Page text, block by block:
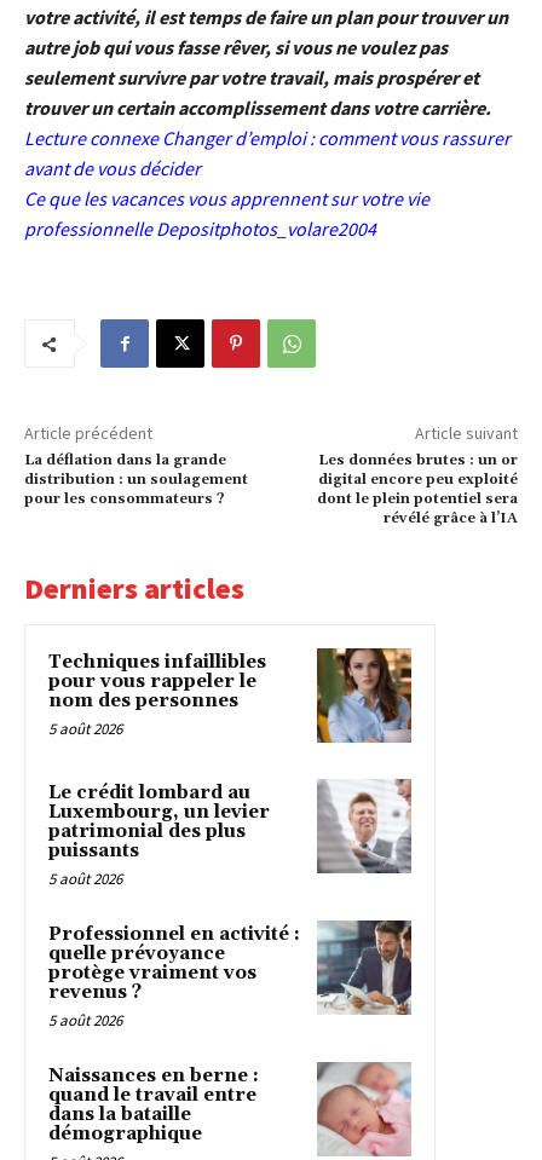
votre activité, il est temps de faire un plan pour trouver un
autre job qui vous fasse rêver, si vous ne voulez pas
seulement survivre par votre travail, mais prospérer et
trouver un certain accomplissement dans votre carrière.
Lecture connexe Changer d’emploi : comment vous rassurer
avant de vous décider
Ce que les vacances vous apprennent sur votre vie
professionnelle Depositphotos_volare2004
Article précédent
La déflation dans la grande
distribution : un soulagement
pour les consommateurs ?
Article suivant
Les données brutes : un or
digital encore peu exploité
dont le plein potentiel sera
révélé grâce à l’IA
Derniers articles
Techniques infaillibles
pour vous rappeler le
nom des personnes
5 août 2026
Le crédit lombard au
Luxembourg, un levier
patrimonial des plus
puissants
5 août 2026
Professionnel en activité :
quelle prévoyance
protège vraiment vos
revenus ?
5 août 2026
Naissances en berne :
quand le travail entre
dans la bataille
démographique